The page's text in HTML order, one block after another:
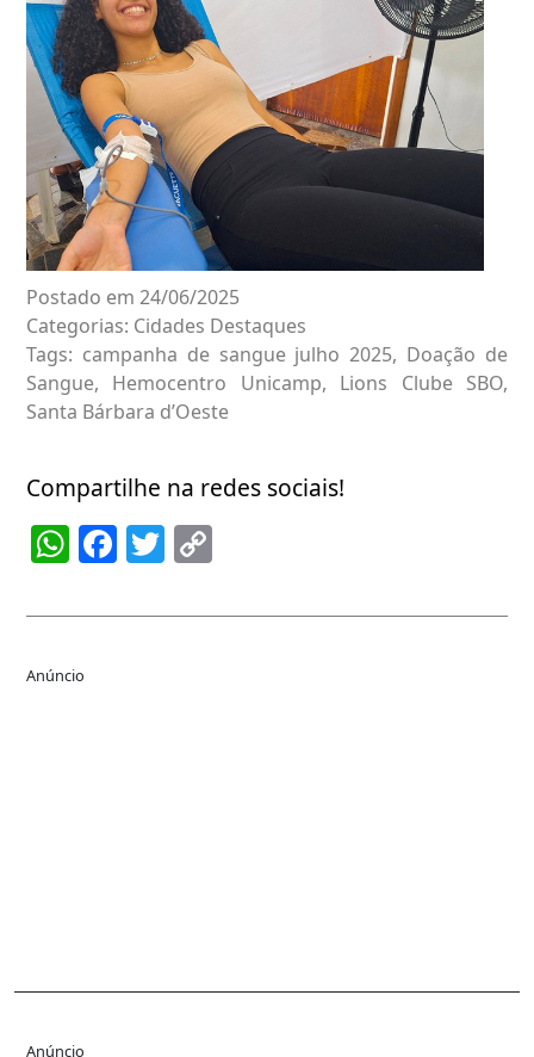
Postado em 24/06/2025
Categorias: Cidades Destaques
Tags: campanha de sangue julho 2025, Doação de
Sangue, Hemocentro Unicamp, Lions Clube SBO,
Santa Bárbara d’Oeste
Compartilhe na redes sociais!
WhatsApp
Facebook
Twitter
Anúncio
Anúncio